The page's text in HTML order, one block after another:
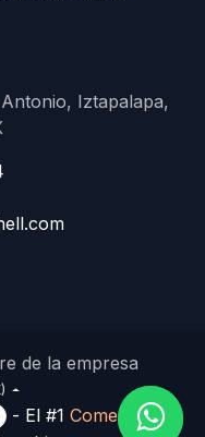
Iztapalapa,
de la empresa
- El #1Comercio